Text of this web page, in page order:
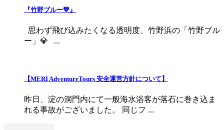
『竹野ブルー💙』
思わず飛び込みたくなる透明度、竹野浜の「竹野ブル
ー」💎 ...
【MERI AdventureTours 安全運営方針について】
昨日、淀の洞門内にて一般海水浴客が落石に巻き込ま
れる事故がございました。 同じフ ...